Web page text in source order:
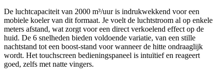
De luchtcapaciteit van 2000 m³/uur is indrukwekkend voor een
mobiele koeler van dit formaat. Je voelt de luchtstroom al op enkele
meters afstand, wat zorgt voor een direct verkoelend effect op de
huid. De 6 snelheden bieden voldoende variatie, van een stille
nachtstand tot een boost-stand voor wanneer de hitte ondraaglijk
wordt. Het touchscreen bedieningspaneel is intuïtief en reageert
goed, zelfs met natte vingers.